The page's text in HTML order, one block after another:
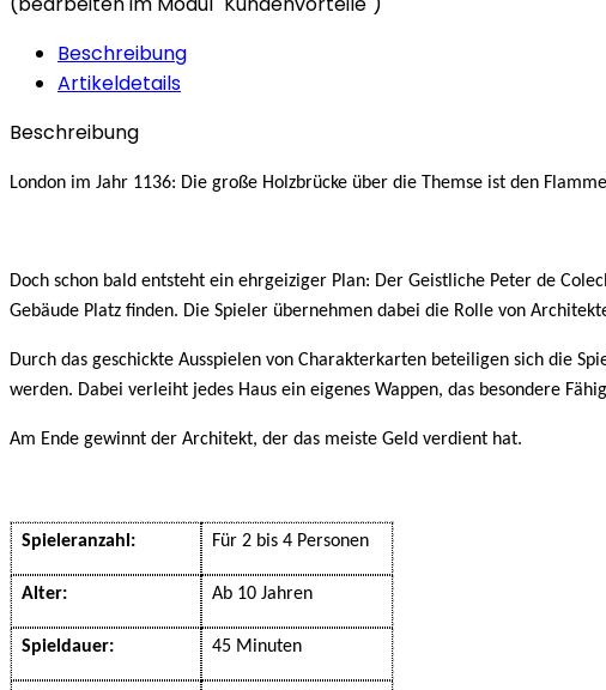
Beschreibung
Artikeldetails
Beschreibung
London im Jahr 1136: Die große Holzbrücke über die Themse ist den
Doch schon bald entsteht ein ehrgeiziger Plan: Der Geistliche Peter de
Gebäude Platz finden. Die Spieler übernehmen dabei die Rolle von
Durch das geschickte Ausspielen von Charakterkarten beteiligen sich die
werden. Dabei verleiht jedes Haus ein eigenes Wappen, das besondere
Am Ende gewinnt der Architekt, der das meiste Geld verdient hat.
Spieleranzahl: Für 2 bis 4 Personen
Alter: Ab 10 Jahren
Spieldauer: 45 Minuten